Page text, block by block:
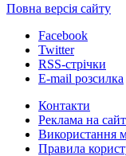
Повна версія сайту
Facebook
Twitter
RSS-стрічки
E-mail розсилка
Контакти
Реклама на
Використання
Правила